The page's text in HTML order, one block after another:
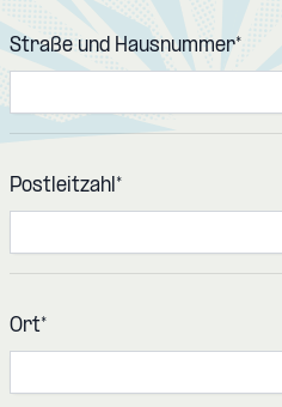
Straße und Hausnummer*
Postleitzahl *
Ort*